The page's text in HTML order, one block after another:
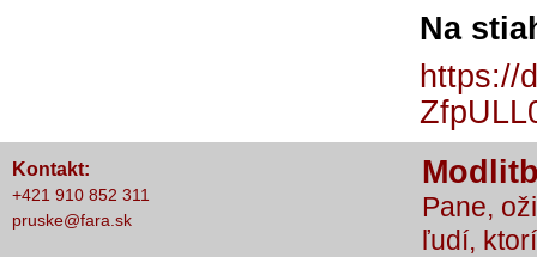
Na
https://
Kontakt:
+421 910 852 311
pruske@fara.sk
Pane,
ľudí,